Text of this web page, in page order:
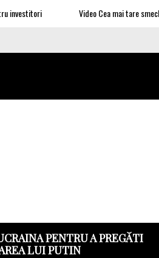
Video Cea mai tare
PENTRU A PREGĂTI
LUI PUTIN